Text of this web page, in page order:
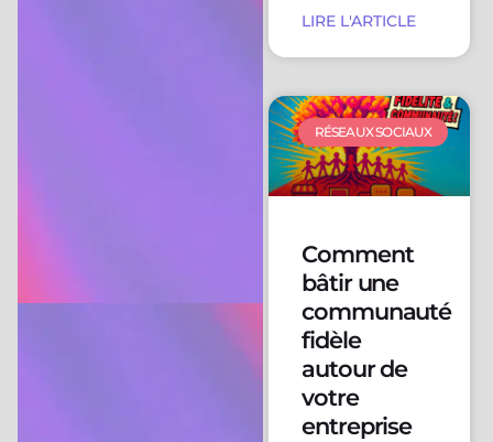
LIRE L'ARTICLE
RÉSEAUX SOCIAUX
Comment
bâtir une
communauté
fidèle
autour de
votre
entreprise